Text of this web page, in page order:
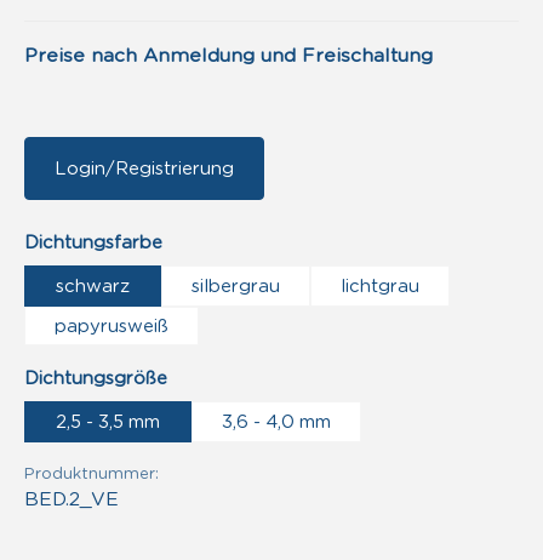
Preise nach Anmeldung und Freischaltung
Login/Registrierung
Dichtungsfarbeauswählen
schwarz silbergrau
lichtgrau
papyrusweiß
Dichtungsgrößeauswählen
2,5 - 3,5 mm 3,6 - 4,0 mm
Produktnummer:
BED.2_VE